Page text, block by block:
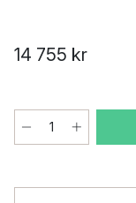
14 755 kr